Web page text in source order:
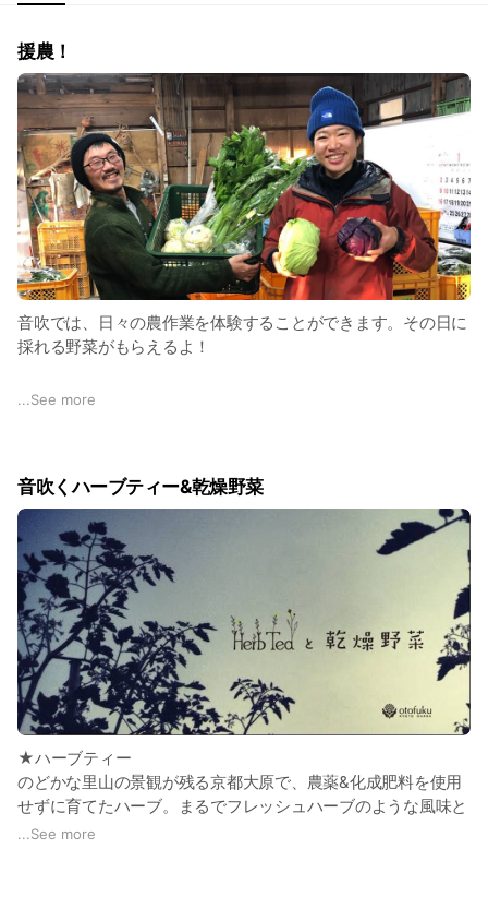
援農！
音吹では、日々の農作業を体験することができます。その日に
採れる野菜がもらえるよ！
音吹の援農は、よくあるレジャーな体験ではなく、農家の実際
っぱい土まみれの空間でデトックスしたい！野菜を触って幸せ
になりたい！などなど、ニーズは様々です。
音吹では京都市内から近距離という好アクセスな立地もあって
か、援農リピーターがとても多く、援農した人たちが仲良くな
って様々な交流につながることも！
ぜひ一度、農家の一日を体感してみませんか？
お気軽にお問合せください！
★農家の一日の例）
10:00〜野菜の収穫（季節によっていろいろな野菜が植わって
いるよ。ハーブもあるよ！沸かしたお湯に、採ってすぐの超フ
レッシュハーブを入れて、ハーブティーも楽しいかもね）
12:00〜お昼ご飯（基本的にはご持参いただきます、音吹のス
...See more
音吹くハーブティー&乾燥野菜
★ハーブティー
のどかな里山の景観が残る京都大原で、農薬&化成肥料を使用
せずに育てたハーブ。まるでフレッシュハーブのような風味と
姿のままお届けいたします。生産農家だからこそ可能な工程を
...See more